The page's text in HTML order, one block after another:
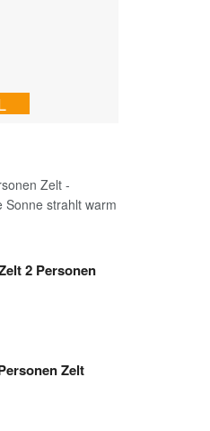
Zelt -
Sonne strahlt warm
2 Personen
Zelt